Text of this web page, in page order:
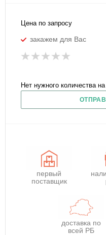
Цена по запросу
закажем для Вас
Нет нужного количества
первый
поставщик
доставка по
всей РБ